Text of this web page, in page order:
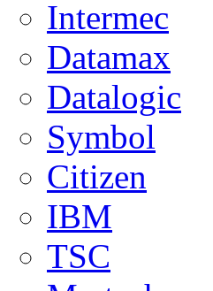
Intermec
Datamax
Datalogic
Symbol
Citizen
IBM
TSC